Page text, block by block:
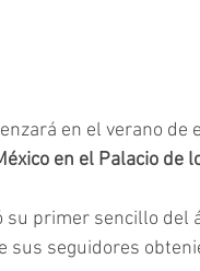
en el verano de
en el Palacio de
su primer sencillo del
sus seguidores